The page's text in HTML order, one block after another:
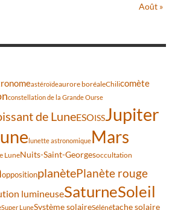
Août »
astéroïdeaurore boréaleChilicomète
constellation de la Grande Ourse
de LuneESOISSJupiter
lunette astronomiqueMars
LuneNuits-Saint-Georgesoccultation
oppositionplanètePlanète rouge
lumineuseSaturneSoleil
Super LuneSystème solaireSélénétache solaire